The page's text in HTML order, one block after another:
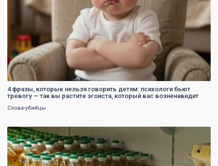
4 фразы, которые нельзя говорить детям: психологи бьют
тревогу — так вы растите эгоиста, который вас возненавидит
Слова-убийцы
0